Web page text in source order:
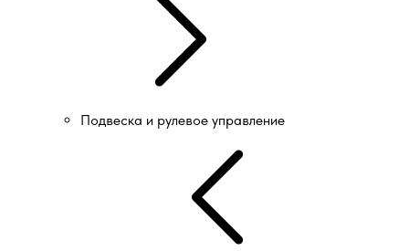
Подвеска и рулевое управление